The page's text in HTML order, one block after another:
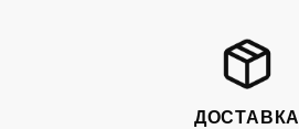
ДОСТАВКА